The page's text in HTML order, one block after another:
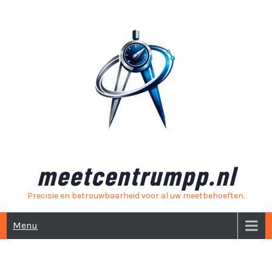
meetcentrumpp.nl
Precisie en betrouwbaarheid voor al uw meetbehoeften.
Menu